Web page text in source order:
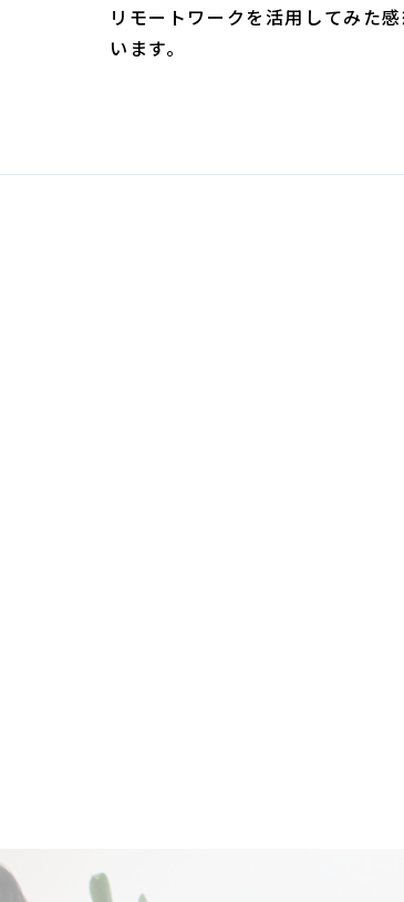
リモートワークを活用してみた
います。